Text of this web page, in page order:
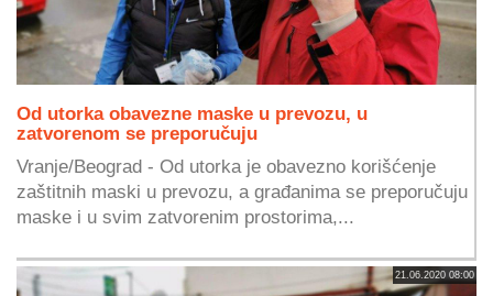
Od utorka obavezne maske u prevozu, u
zatvorenom se preporučuju
Vranje/Beograd - Od utorka je obavezno korišćenje
zaštitnih maski u prevozu, a građanima se preporučuju
maske i u svim zatvorenim prostorima,...
21.06.2020 08:00